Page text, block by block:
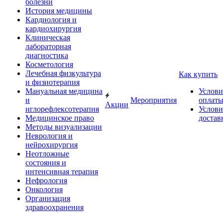
болезни
История медицины
Кардиология и
кардиохирургия
Клиническая
лабораторная
диагностика
Косметология
Лечебная физкультура
и физиотерапия
Мануальная медицина
и
иглорефлексотерапия
Медицинское право
Методы визуализации
Неврология и
нейрохирургия
Неотложные
состояния и
интенсивная терапия
Нефрология
Онкология
Организация
здравоохранения
Акции
Мероприятия
Как купить
оплаты